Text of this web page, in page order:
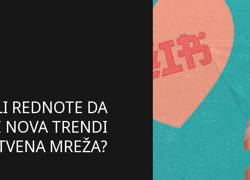
REDNOTE DA
NOVA TRENDI
MREŽA?